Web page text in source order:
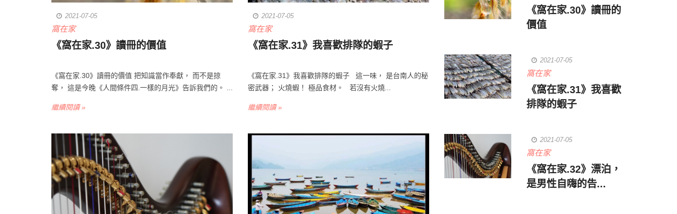
2021-07-05
窩在家
《窩在家.30》讀冊的價值
《窩在家.30》讀冊的價值 把知識當作奉獻， 而不是掠
奪， 這是今晚《人間條件四.一樣的月光》告訴我們的。 ...
繼續閱讀 »
2021-07-05
窩在家
《窩在家.31》我喜歡排隊的蝦子
《窩在家.31》我喜歡排隊的蝦子 這一味， 是台南人的秘
密武器； 火燒蝦！ 極品食材。 若沒有火燒...
繼續閱讀 »
《窩在家.30》讀冊的
價值
2021-07-05
窩在家
《窩在家.31》我喜歡
排隊的蝦子
2021-07-05
窩在家
《窩在家.32》漂泊，
是男性自嗨的告...